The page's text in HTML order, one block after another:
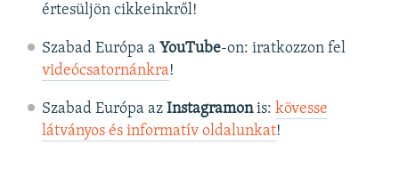
értesüljön cikkeinkről!
Szabad Európa a YouTube-on: iratkozzon fel
videócsatornánkra!
Szabad Európa az Instagramonis: kövesse
látványos és informatív oldalunkat! ​